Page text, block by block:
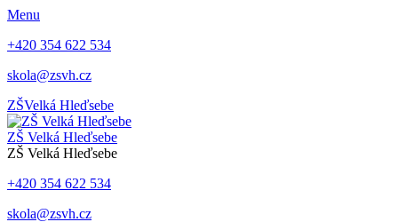
Menu
+420 354 622 534
skola@zsvh.cz
ZŠVelká Hleďsebe
ZŠ Velká Hleďsebe
ZŠ Velká Hleďsebe
+420 354 622 534
skola@zsvh.cz